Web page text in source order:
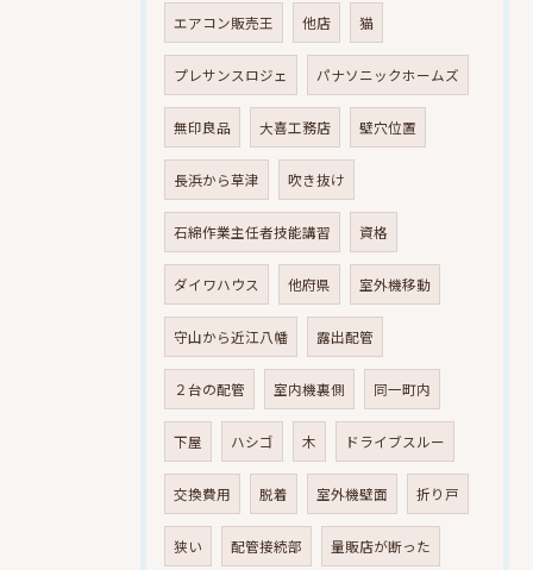
エアコン販売王 他店 猫
プレサンスロジェ パナソニックホームズ
無印良品 大喜工務店 壁穴位置
長浜から草津 吹き抜け
石綿作業主任者技能講習 資格
ダイワハウス 他府県 室外機移動
守山から近江八幡 露出配管
２台の配管 室内機裏側 同一町内
下屋 ハシゴ 木 ドライブスルー
交換費用 脱着 室外機壁面 折り戸
狭い 配管接続部 量販店が断った